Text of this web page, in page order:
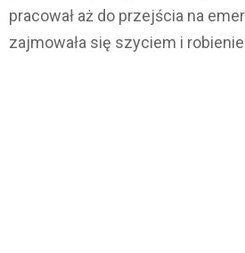
pracował aż do przejścia na
zajmowała się szyciem i